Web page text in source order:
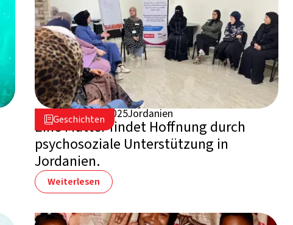
Geschichten
3. September 2025Jordanien
Eine Mutter findet Hoffnung durch
psychosoziale Unterstützung in
Jordanien.
Weiterlesen